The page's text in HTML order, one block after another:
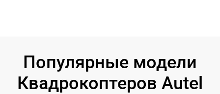
Популярные модели
Квадрокоптеров Autel